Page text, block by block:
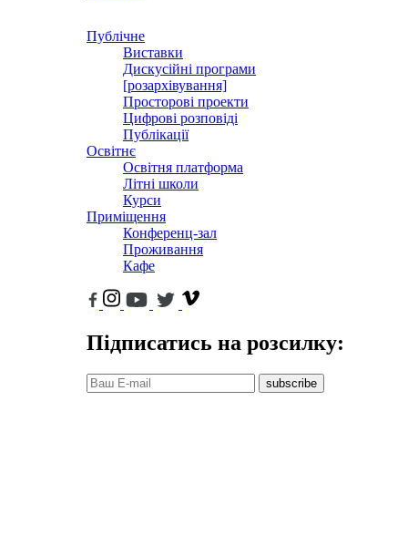
Публічне
Виставки
Дискусійні програми
[розархівування]
Просторові проекти
Цифрові розповіді
Публікації
Освітнє
Освітня платформа
Літні школи
Курси
Приміщення
Конференц-зал
Проживання
Кафе
Підписатись на розсилку:
subscribe